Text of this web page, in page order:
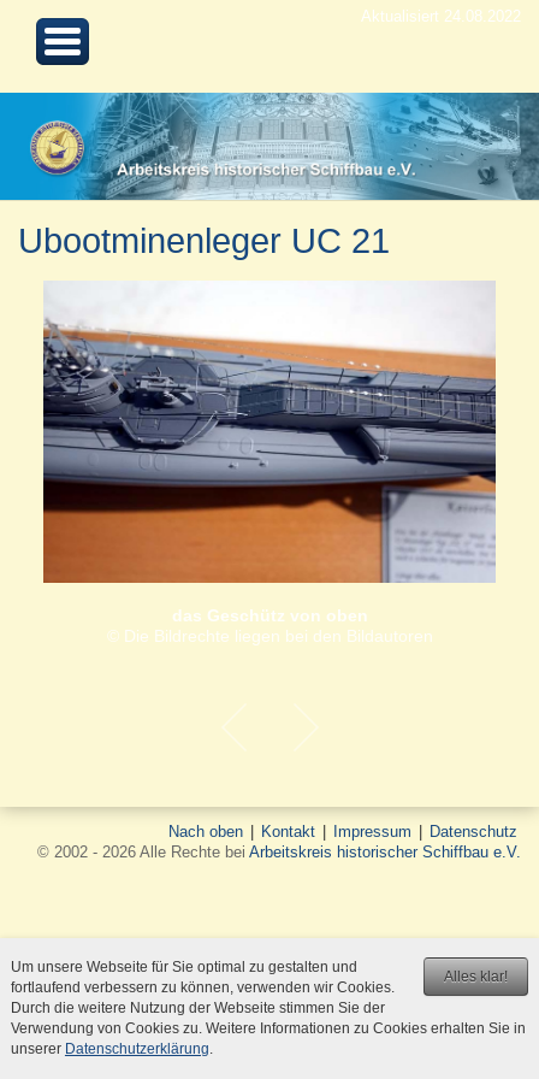
Aktualisiert 24.08.2022
Ubootminenleger UC 21
das Geschütz von oben
© Die Bildrechte liegen bei den Bildautoren
Nach oben Kontakt Impressum
Datenschutz
© 2002 - 2026 Alle Rechte bei Arbeitskreis historischer Schiffbau e.V.
Alles klar!
Um unsere Webseite für Sie optimal zu gestalten und
fortlaufend verbessern zu können, verwenden wir Cookies.
Durch die weitere Nutzung der Webseite stimmen Sie der
Verwendung von Cookies zu. Weitere Informationen zu Cookies erhalten Sie in
unserer Datenschutzerklärung